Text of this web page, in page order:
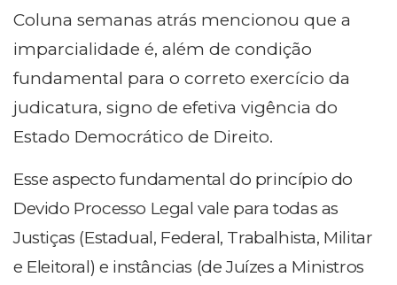
Coluna semanas atrás mencionou que a
imparcialidade é, além de condição
fundamental para o correto exercício da
judicatura, signo de efetiva vigência do
Estado Democrático de Direito.
Esse aspecto fundamental do princípio do
Devido Processo Legal vale para todas as
Justiças (Estadual, Federal, Trabalhista, Militar
e Eleitoral) e instâncias (de Juízes a Ministros